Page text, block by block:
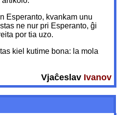
Esperanto, kvankam unu
ne nur pri Esperanto, ĝi
por tia uzo.
kiel kutime bona: la mola
Vjaĉeslav Ivanov